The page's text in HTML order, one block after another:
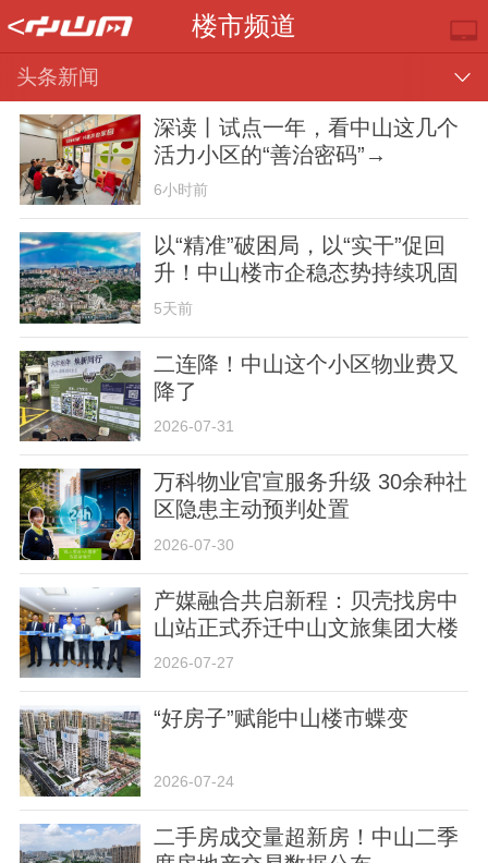
< 楼市频道
头条新闻
推荐 部门
楼市
关于我们 版权声明
深读丨试点一年，看中山这几个
活力小区的“善治密码”→
6小时前
以“精准”破困局，以“实干”促回
升！中山楼市企稳态势持续巩固
5天前
二连降！中山这个小区物业费又
降了
2026-07-31
万科物业官宣服务升级 30余种社
区隐患主动预判处置
2026-07-30
产媒融合共启新程：贝壳找房中
山站正式乔迁中山文旅集团大楼
2026-07-27
“好房子”赋能中山楼市蝶变
2026-07-24
二手房成交量超新房！中山二季